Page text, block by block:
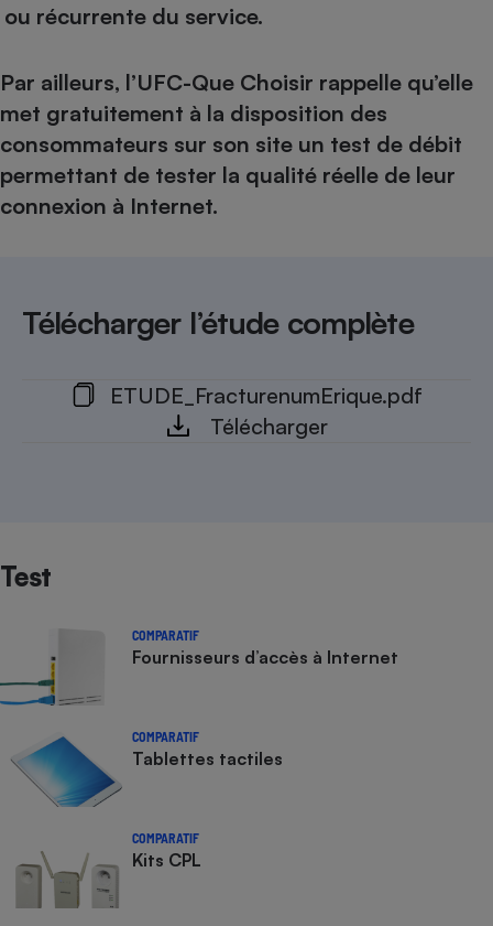
ou récurrente du service.
Par ailleurs, l’UFC-Que Choisir rappelle qu’elle
met gratuitement à la disposition des
consommateurs sur son site un test de débit
permettant de tester la qualité réelle de leur
connexion à Internet.
Télécharger l’étude complète
ETUDE_FracturenumErique.pdf
Télécharger
Test
COMPARATIF
Fournisseurs d’accès à Internet
COMPARATIF
Tablettes tactiles
COMPARATIF
Kits CPL